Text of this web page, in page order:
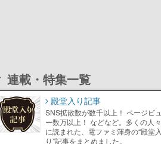
連載・特集一覧
殿堂入り記事
SNS拡散数が数千以上！ ページビュ
ー数万以上！ などなど。多くの人々
に読まれた、電ファミ渾身の“殿堂入
り”記事をまとめました。